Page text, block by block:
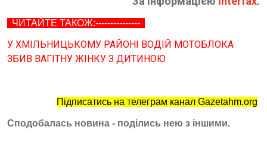
ЧИТАЙТЕ ТАКОЖ:---------------
У ХМІЛЬНИЦЬКОМУ РАЙОНІ ВОДІЙ МОТОБЛОКА
ЗБИВ ВАГІТНУ ЖІНКУ З ДИТИНОЮ
Підписатись на телеграм канал Gazetahm.org
Сподобалась новина - поділись нею з іншими.